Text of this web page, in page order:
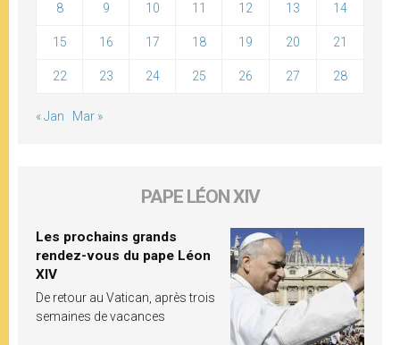
8 9 10 11 12 13 14
15 16 17 18 19 20 21
22 23 24 25 26 27 28
« Jan Mar »
PAPE LÉON XIV
Les prochains grands
rendez-vous du pape Léon
XIV
De retour au Vatican, après trois
semaines de vacances